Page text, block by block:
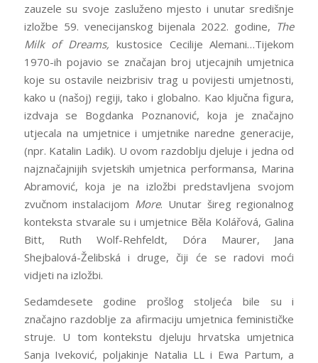
zauzele su svoje zasluženo mjesto i unutar središnje
izložbe 59. venecijanskog bijenala 2022. godine, The
Milk of Dreams, kustosice Cecilije Alemani…Tijekom
1970-ih pojavio se značajan broj utjecajnih umjetnica
koje su ostavile neizbrisiv trag u povijesti umjetnosti,
kako u (našoj) regiji, tako i globalno. Kao ključna figura,
izdvaja se Bogdanka Poznanović, koja je značajno
utjecala na umjetnice i umjetnike naredne generacije,
(npr. Katalin Ladik). U ovom razdoblju djeluje i jedna od
najznačajnijih svjetskih umjetnica performansa, Marina
Abramović, koja je na izložbi predstavljena svojom
zvučnom instalacijom More. Unutar šireg regionalnog
konteksta stvarale su i umjetnice Běla Kolářová, Galina
Bitt, Ruth Wolf-Rehfeldt, Dóra Maurer, Jana
Shejbalová-Želibská i druge, čiji će se radovi moći
vidjeti na izložbi.
Sedamdesete godine prošlog stoljeća bile su i
značajno razdoblje za afirmaciju umjetnica feminističke
struje. U tom kontekstu djeluju hrvatska umjetnica
Sanja Iveković, poljakinje Natalia LL i Ewa Partum, a